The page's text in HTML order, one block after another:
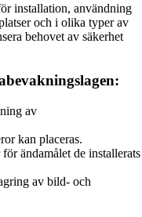
installation, användning
och i olika typer av
behovet av säkerhet
av
kan placeras.
ändamålet de installerats
av bild- och